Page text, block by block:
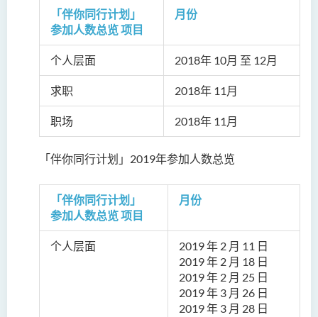
「伴你同行计划」
参加人数总览 项目
月份
个人层面 2018年 10月 至 12月
求职 2018年 11月
职场 2018年 11月
「伴你同行计划」2019年参加人数总览
「伴你同行计划」
参加人数总览 项目
月份
个人层面
2019 年 2 月 11 日
2019 年 2 月 18 日
2019 年 2 月 25 日
2019 年 3 月 26 日
2019 年 3 月 28 日